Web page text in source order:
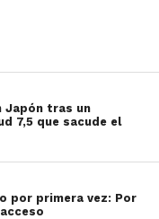
Japón tras un
7,5 que sacude el
por primera vez: Por